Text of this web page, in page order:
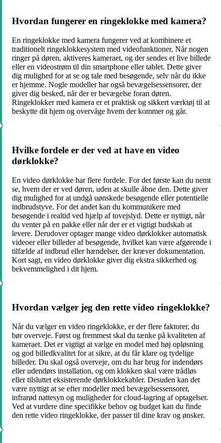
Hvordan fungerer en ringeklokke med kamera?
En ringeklokke med kamera fungerer ved at kombinere et
traditionelt ringeklokkesystem med videofunktioner. Når nogen
ringer på døren, aktiveres kameraet, og der sendes et live billede
eller en videostrøm til din smartphone eller tablet. Dette giver
dig mulighed for at se og tale med besøgende, selv når du ikke
er hjemme. Nogle modeller har også bevægelsessensorer, der
giver dig besked, når der er bevægelse foran døren.
Ringeklokker med kamera er et praktisk og sikkert værktøj til at
beskytte dit hjem og overvåge hvem der kommer og går.
Hvilke fordele er der ved at have en video
dørklokke?
En video dørklokke har flere fordele. For det første kan du nemt
se, hvem der er ved døren, uden at skulle åbne den. Dette giver
dig mulighed for at undgå uønskede besøgende eller potentielle
indbrudstyve. For det andet kan du kommunikere med
besøgende i realtid ved hjælp af tovejslyd. Dette er nyttigt, når
du venter på en pakke eller når der er et vigtigt budskab at
levere. Derudover optager mange video dørklokker automatisk
videoer eller billeder af besøgende, hvilket kan være afgørende i
tilfælde af indbrud eller hændelser, der kræver dokumentation.
Kort sagt, en video dørklokke giver dig ekstra sikkerhed og
bekvemmelighed i dit hjem.
Hvordan vælger jeg den rette video ringeklokke?
Når du vælger en video ringeklokke, er der flere faktorer, du
bør overveje. Først og fremmest skal du tænke på kvaliteten af
kameraet. Det er vigtigt at vælge en model med høj opløsning
og god billedkvalitet for at sikre, at du får klare og tydelige
billeder. Du skal også overveje, om du har brug for indendørs
eller udendørs installation, og om klokken skal være trådløs
eller tilsluttet eksisterende dørklokkekabler. Desuden kan det
være nyttigt at se efter modeller med bevægelsessensorer,
infrarød nattesyn og muligheder for cloud-lagring af optagelser.
Ved at vurdere dine specifikke behov og budget kan du finde
den rette video ringeklokke, der passer til dine krav og ønsker.